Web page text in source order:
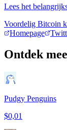
Lees het
Voordelig Bitcoin
Homepage
Ontdek
Pudgy Penguins
$0,01